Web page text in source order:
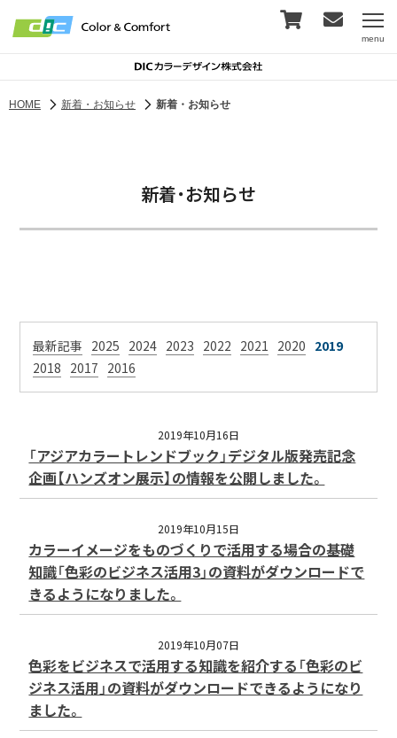
menu
HOME 新着・お知らせ 新着・お知らせ
新着・お知らせ
最新記事 2025 2024 2023 2022 2021 2020 2019
2018 2017 2016
2019年10月16日
「アジアカラートレンドブック」デジタル版発売記念
企画【ハンズオン展示】の情報を公開しました。
2019年10月15日
カラーイメージをものづくりで活用する場合の基礎
知識「色彩のビジネス活用3」の資料がダウンロードで
きるようになりました。
2019年10月07日
色彩をビジネスで活用する知識を紹介する「色彩のビ
ジネス活用」の資料がダウンロードできるようになり
ました。